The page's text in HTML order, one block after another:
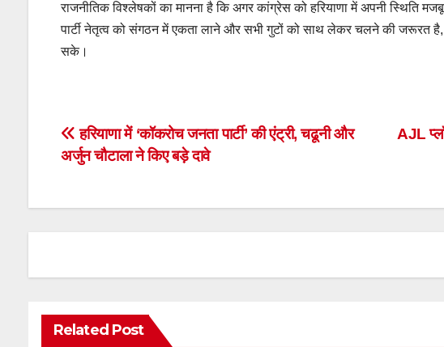
राजनीतिक विश्लेषकों का मानना है कि अगर कांग्रेस को हरियाणा में अपनी स्थिति
पार्टी नेतृत्व को संगठन में एकता लाने और सभी गुटों को साथ लेकर चलने की जरूरत है,
सके।
Post
navigation
AJL
हरियाणा में ‘कॉकरोच जनता पार्टी’ की एंट्री, चढूनी और
अर्जुन चौटाला ने किए बड़े दावे
Related Post